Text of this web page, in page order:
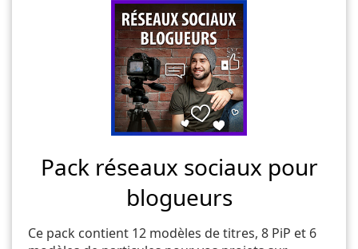
Pack réseaux sociaux pour
blogueurs
Ce pack contient 12 modèles de titres, 8 PiP et 6